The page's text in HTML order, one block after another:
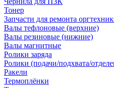
Тонер
Запчасти для ремонта
Валы тефлоновые (верхние)
Валы резиновые (нижние)
Валы магнитные
Ролики заряда
Ролики (подачи/подхвата/
Ракели
Термоплёнки